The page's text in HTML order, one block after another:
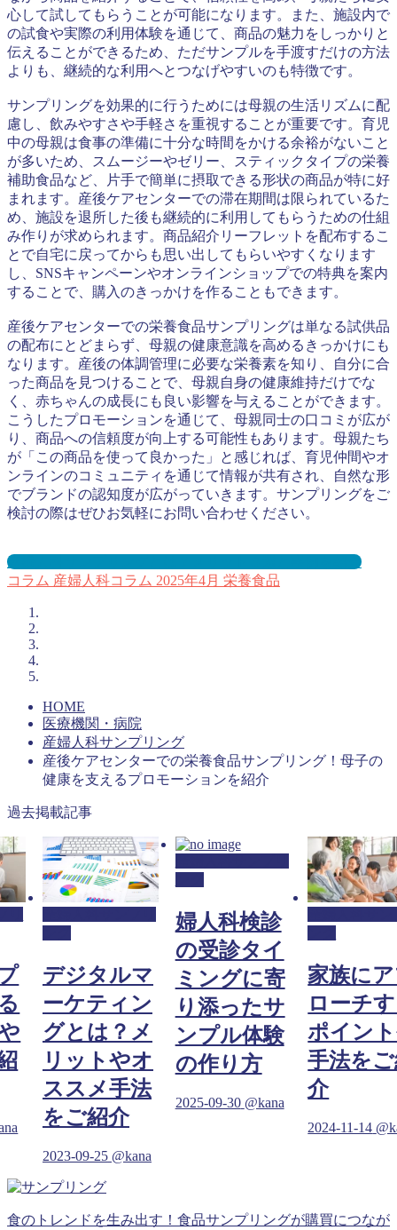
心して試してもらうことが可能になります。また、施設内で
の試食や実際の利用体験を通じて、商品の魅力をしっかりと
伝えることができるため、ただサンプルを手渡すだけの方法
よりも、継続的な利用へとつなげやすいのも特徴です。
サンプリングを効果的に行うためには母親の生活リズムに配
慮し、飲みやすさや手軽さを重視することが重要です。育児
中の母親は食事の準備に十分な時間をかける余裕がないこと
が多いため、スムージーやゼリー、スティックタイプの栄養
補助食品など、片手で簡単に摂取できる形状の商品が特に好
まれます。産後ケアセンターでの滞在期間は限られているた
め、施設を退所した後も継続的に利用してもらうための仕組
み作りが求められます。商品紹介リーフレットを配布するこ
とで自宅に戻ってからも思い出してもらいやすくなります
し、SNSキャンペーンやオンラインショップでの特典を案内
することで、購入のきっかけを作ることもできます。
産後ケアセンターでの栄養食品サンプリングは単なる試供品
の配布にとどまらず、母親の健康意識を高めるきっかけにも
なります。産後の体調管理に必要な栄養素を知り、自分に合
った商品を見つけることで、母親自身の健康維持だけでな
く、赤ちゃんの成長にも良い影響を与えることができます。
こうしたプロモーションを通じて、母親同士の口コミが広が
り、商品への信頼度が向上する可能性もあります。母親たち
が「この商品を使って良かった」と感じれば、育児仲間やオ
ンラインのコミュニティを通じて情報が共有され、自然な形
でブランドの認知度が広がっていきます。サンプリングをご
検討の際はぜひお気軽にお問い合わせください。
産婦人科サンプリングとは？メリット３選と事例を紹介
コラム 産婦人科コラム 2025年4月 栄養食品
HOME
医療機関・病院
産婦人科サンプリング
産後ケアセンターでの栄養食品サンプリング！母子の
健康を支えるプロモーションを紹介
過去掲載記事
デジタルマ
ーケティン
グとは？メ
リットやオ
ススメ手法
をご紹介
2023-09-25 @kana
婦人科検診
の受診タイ
ミングに寄
り添ったサ
ンプル体験
の作り方
2025-09-30 @kana
家族に
ローチ
ポイン
手法を
介
2024-11-14
食のトレンドを生み出す！食品サンプリングが購買につなが